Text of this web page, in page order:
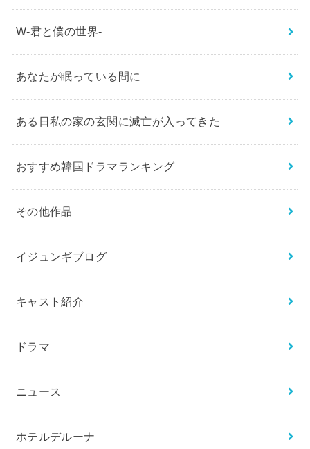
W-君と僕の世界-
あなたが眠っている間に
ある日私の家の玄関に滅亡が入ってきた
おすすめ韓国ドラマランキング
その他作品
イジュンギブログ
キャスト紹介
ドラマ
ニュース
ホテルデルーナ